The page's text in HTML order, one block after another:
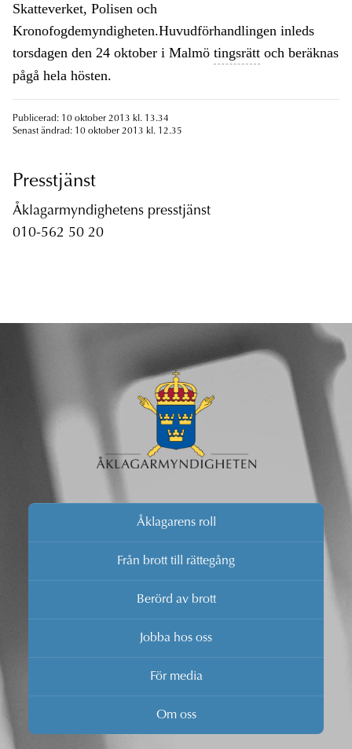
Skatteverket, Polisen och
Kronofogdemyndigheten.Huvudförhandlingen inleds
torsdagen den 24 oktober i Malmö tingsrätt och beräknas
pågå hela hösten.
Publicerad: 10 oktober 2013 kl. 13.34
Senast ändrad: 10 oktober 2013 kl. 12.35
Presstjänst
Åklagarmyndighetens presstjänst
010-562 50 20
Åklagarens roll
Från brott till rättegång
Berörd av brott
Jobba hos oss
För media
Om oss